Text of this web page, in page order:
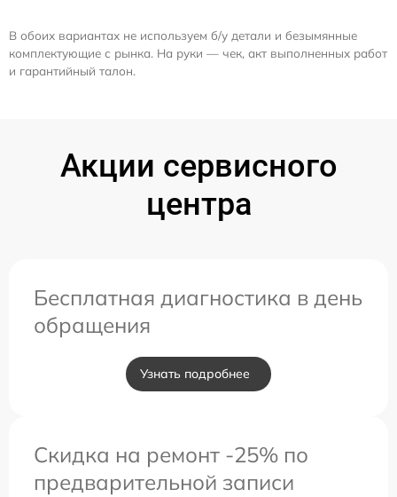
В обоих вариантах не используем б/у детали и безымянные
комплектующие с рынка. На руки — чек, акт выполненных работ
и гарантийный талон.
Акции сервисного
центра
Бесплатная диагностика в день
обращения
Узнать подробнее
Скидка на ремонт -25% по
предварительной записи